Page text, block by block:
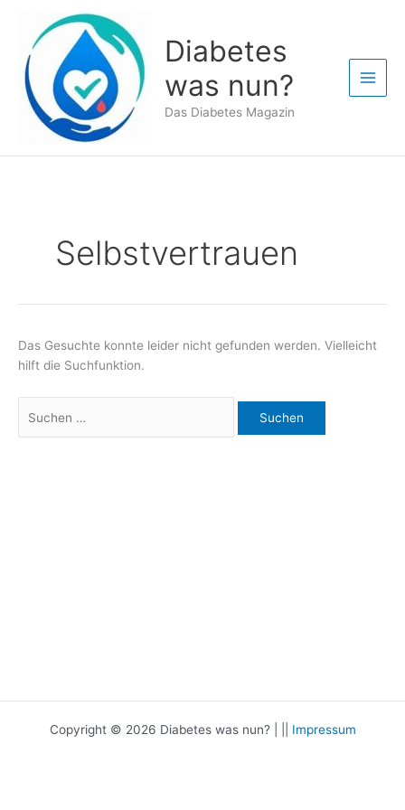
springen
Diabetes
was nun?
Das Diabetes Magazin
Selbstvertrauen
Das Gesuchte konnte leider nicht gefunden werden. Vielleicht
hilft die Suchfunktion.
nach:
Copyright © 2026 Diabetes was nun? | || Impressum